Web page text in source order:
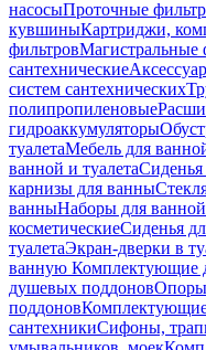
насосыПроточные
кувшиныКартриджи,
фильтровМагистральные
сантехнические
систем сантехнических
полипропиленовые
гидроаккумуляторы
туалетаМебель для
ванной и туалетаСиденья
карнизы для ванны
ванныНаборы для ванной
косметическиеСиденья
туалетаЭкран-дверки в
ванную Комплектующие
душевых поддоновОпоры
поддонов
сантехникиСифоны,